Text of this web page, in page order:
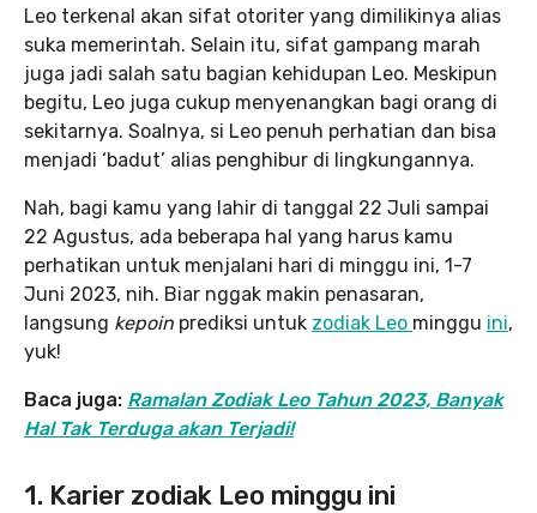
Leo terkenal akan sifat otoriter yang dimilikinya alias
suka memerintah. Selain itu, sifat gampang marah
juga jadi salah satu bagian kehidupan Leo. Meskipun
begitu, Leo juga cukup menyenangkan bagi orang di
sekitarnya. Soalnya, si Leo penuh perhatian dan bisa
menjadi ‘badut’ alias penghibur di lingkungannya.
Nah, bagi kamu yang lahir di tanggal 22 Juli sampai
22 Agustus, ada beberapa hal yang harus kamu
perhatikan untuk menjalani hari di minggu ini, 1-7
Juni 2023, nih. Biar nggak makin penasaran,
langsung kepoin prediksi untuk zodiak Leo minggu ini,
yuk!
Baca juga: Ramalan Zodiak Leo Tahun 2023, Banyak
Hal Tak Terduga akan Terjadi!
1. Karier zodiak Leo minggu ini